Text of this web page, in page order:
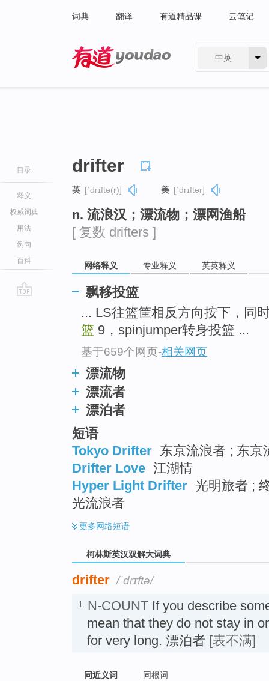
词典 翻译 有道精品课 云笔记
中英
目录
释义
权威词典
用法
例句
百科
drifter
英 [ˈdrɪftə(r)] 美 [ˈdrɪftər]
n. 流浪汉；漂流物；漂网渔船
[ 复数 drifters ]
网络释义 专业释义 英英释义
飘移投篮
... LS往篮筐相反方向按下，同
篮 9，spinjumper转身投篮 ...
基于659个网页-相关网页
漂流物
漂流者
漂泊者
短语
Tokyo Drifter 东京流浪者 ; 东京
Drifter Love 江湖情
Hyper Light Drifter 光明旅者 ;
光流浪者
更多网络短语
柯林斯英汉双解大词典
drifter /ˈdrɪftə/
1. N-COUNT If you describe
mean that they do not stay in
for very long. 漂泊者 [表不满]
同近义词 同根词